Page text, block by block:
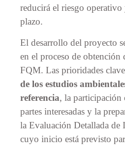
reducirá el riesgo
plazo.
El desarrollo del proyecto
en el proceso de obtención
FQM. Las prioridades
de los estudios
referencia, la participación
partes interesadas y la
la Evaluación Detallada de
cuyo inicio está previsto